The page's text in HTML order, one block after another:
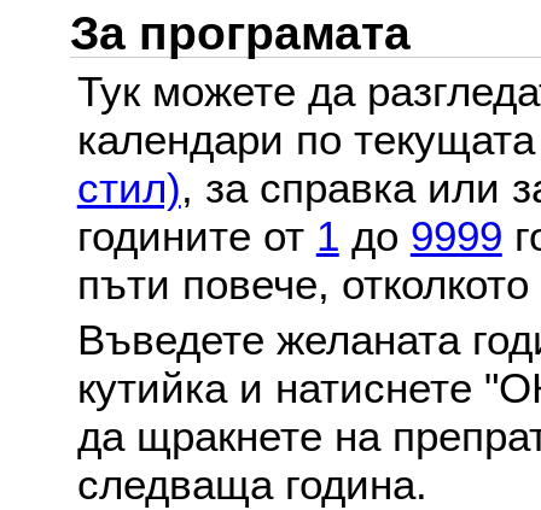
За програмата
Тук можете да
календари по
стил), за справка или
годините от 1 до 9999
пъти повече,
Въведете желаната
кутийка и натиснете
да щракнете на
следваща година.